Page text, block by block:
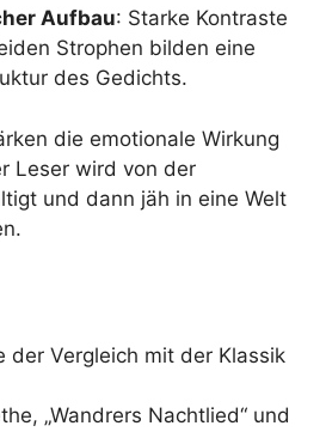
Aufbau: Starke Kontraste
Strophen bilden eine
des Gedichts.
die emotionale Wirkung
Leser wird von der
und dann jäh in eine Welt
der Vergleich mit der Klassik
„Wandrers Nachtlied“ und